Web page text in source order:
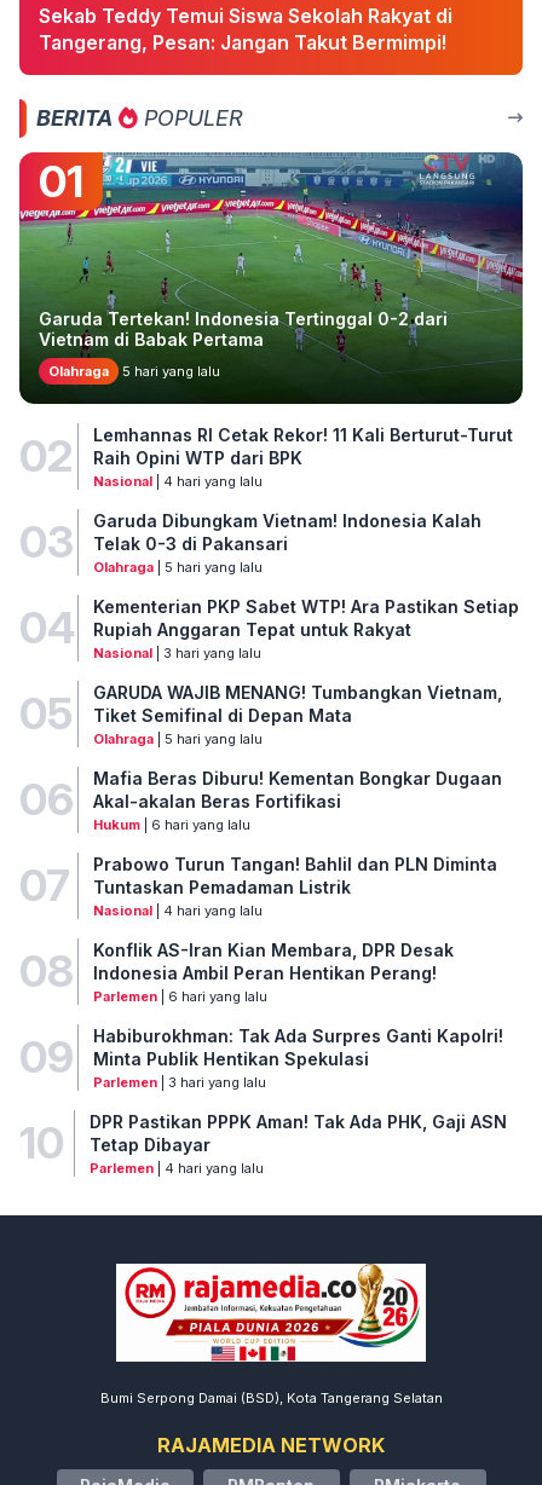
Sekab Teddy Temui Siswa Sekolah Rakyat di
Tangerang, Pesan: Jangan Takut Bermimpi!
BERITA POPULER
01
Garuda Tertekan! Indonesia Tertinggal 0-2 dari
Vietnam di Babak Pertama
Olahraga 5 hari yang lalu
02
Lemhannas RI Cetak Rekor! 11 Kali Berturut-Turut
Raih Opini WTP dari BPK
Nasional| 4 hari yang lalu
03
Garuda Dibungkam Vietnam! Indonesia Kalah
Telak 0-3 di Pakansari
Olahraga| 5 hari yang lalu
04
Kementerian PKP Sabet WTP! Ara Pastikan Setiap
Rupiah Anggaran Tepat untuk Rakyat
Nasional| 3 hari yang lalu
05
GARUDA WAJIB MENANG! Tumbangkan Vietnam,
Tiket Semifinal di Depan Mata
Olahraga| 5 hari yang lalu
06
Mafia Beras Diburu! Kementan Bongkar Dugaan
Akal-akalan Beras Fortifikasi
Hukum| 6 hari yang lalu
07
Prabowo Turun Tangan! Bahlil dan PLN Diminta
Tuntaskan Pemadaman Listrik
Nasional| 4 hari yang lalu
08
Konflik AS-Iran Kian Membara, DPR Desak
Indonesia Ambil Peran Hentikan Perang!
Parlemen| 6 hari yang lalu
09
Habiburokhman: Tak Ada Surpres Ganti Kapolri!
Minta Publik Hentikan Spekulasi
Parlemen| 3 hari yang lalu
10
DPR Pastikan PPPK Aman! Tak Ada PHK, Gaji ASN
Tetap Dibayar
Parlemen| 4 hari yang lalu
Bumi Serpong Damai (BSD), Kota Tangerang Selatan
RAJAMEDIA NETWORK